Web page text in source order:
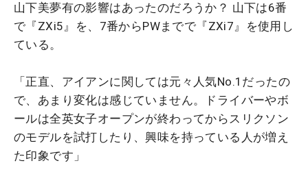
山下美夢有の影響はあったのだろうか？ 山下は6番
で『ZXi5』を、7番からPWまでで『ZXi7』を使用し
ている。
「正直、アイアンに関しては元々人気No.1だったの
で、あまり変化は感じていません。ドライバーやボ
ールは全英女子オープンが終わってからスリクソン
のモデルを試打したり、興味を持っている人が増え
た印象です」